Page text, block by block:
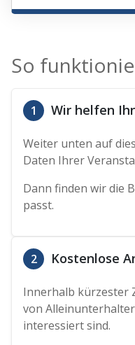
So
1 Wir helfen
Weiter unten auf
Daten Ihrer
Dann finden wir die
passt.
2 Kostenlose
Innerhalb kürzester
von
interessiert sind.